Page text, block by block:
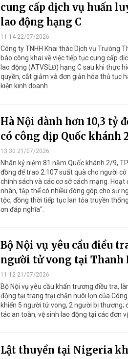
cung cấp dịch vụ huấn
lao động hạng C
11:14 22/07/2026
Công ty TNHH Khai thác Dịch vụ Trường
báo công khai về việc tiếp tục cung cấp
lao động (ATVSLĐ) hạng C sau khi thực
quyền, cắt giảm và đơn giản hóa thủ tục
kiện kinh doanh.
Hà Nội dành hơn 10,3 tỷ
có công dịp Quốc khánh
13:30 21/07/2026
Nhân kỷ niệm 81 năm Quốc khánh 2/9,
đồng để trao 2.107 suất quà cho người
chính sách và các cơ sở cách mạng.
nhân, tập thể có nhiều đóng góp cho sự
tộc, đồng thời tiếp tục lan tỏa truyền
ơn đáp nghĩa".
Bộ Nội vụ yêu cầu điều
người tử vong tại Thanh
11:12 21/07/2026
Bộ Nội vụ yêu cầu khẩn trương điều tra,
động tại trang trại chăn nuôi lợn của
khiến 5 người tử vong, 2 người bị thương;
tác an toàn, vệ sinh lao động tại các đơn
Lật thuyền tại Nigeria